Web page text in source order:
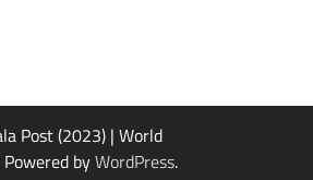
Post (2023) | World
Powered byWordPress.